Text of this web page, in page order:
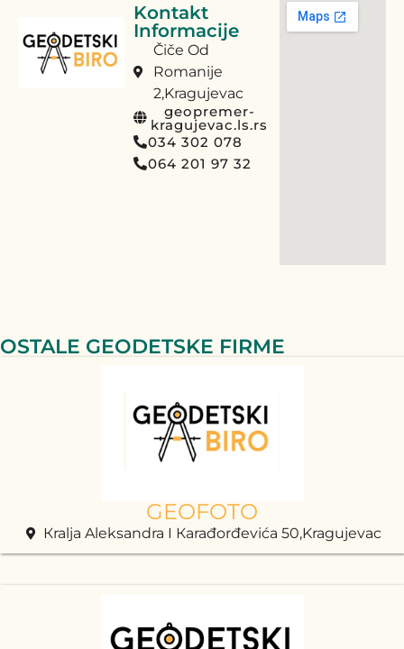
Kontakt
Informacije
Čiče Od
Romanije
2,Kragujevac
geopremer-
kragujevac.ls.rs
034 302 078
064 201 97 32
OSTALE GEODETSKE FIRME
GEOFOTO
Кralja Aleksandra I Кarađorđevića 50,Kragujevac